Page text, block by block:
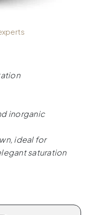
inorganic
ideal for
saturation